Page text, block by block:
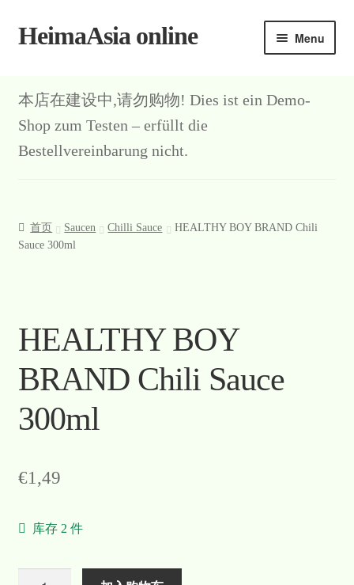
Skip
Skip
HeimaAsia online Menu
本店在建设中,请勿购物! Dies ist ein Demo-
Shop zum Testen – erfüllt die
Bestellvereinbarung nicht.
首页 Saucen Chilli Sauce
HEALTHY BOY BRAND Chili
Sauce 300ml
HEALTHY BOY
BRAND Chili Sauce
300ml
€1,49
库存 2 件